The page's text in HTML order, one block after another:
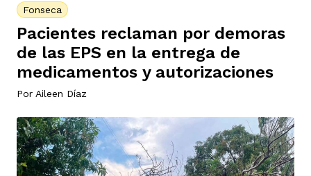
Fonseca
Pacientes reclaman por demoras
de las EPS en la entrega de
medicamentos y autorizaciones
Por Aileen Díaz